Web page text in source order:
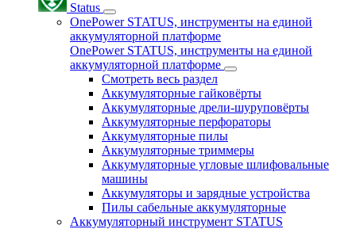
Status
OnePower STATUS, инструменты на единой
аккумуляторной платформе
OnePower STATUS, инструменты на единой
аккумуляторной платформе
Смотреть весь раздел
Аккумуляторные гайковёрты
Аккумуляторные дрели-шуруповёрты
Аккумуляторные перфораторы
Аккумуляторные пилы
Аккумуляторные триммеры
Аккумуляторные угловые шлифовальные
машины
Аккумуляторы и зарядные устройства
Пилы сабельные аккумуляторные
Аккумуляторный инструмент STATUS